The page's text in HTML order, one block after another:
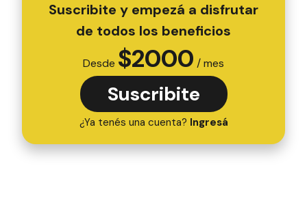
Suscribite y empezá a disfrutar
de todos los beneficios
Desde $2000 / mes
Suscribite
¿Ya tenés una cuenta? Ingresá